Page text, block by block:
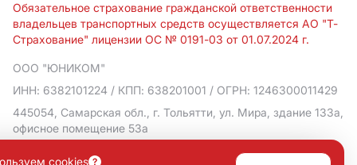
Обязательное страхование гражданской ответственности
владельцев транспортных средств осуществляется АО "Т-
Страхование" лицензии ОС № 0191-03 от 01.07.2024 г.
ООО "ЮНИКОМ"
ИНН: 6382101224 / КПП: 638201001 / ОГРН: 1246300011429
445054, Самарская обл., г. Тольятти, ул. Мира, здание 133а,
офисное помещение 53а
Политика в отношении обработки персональных данных
cookies